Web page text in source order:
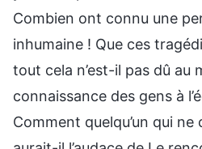
Combien ont connu une
inhumaine ! Que ces
tout cela n’est-il pas dû au
connaissance des gens à
Comment quelqu’un qui ne